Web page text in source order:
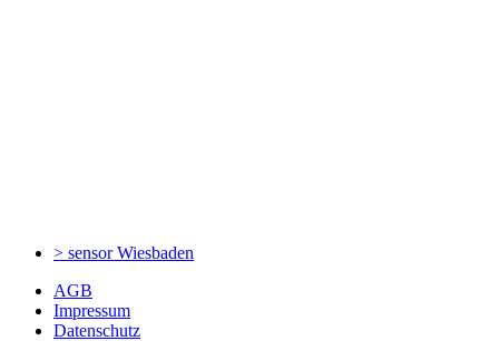
> sensorWiesbaden
AGB
Impressum
Datenschutz